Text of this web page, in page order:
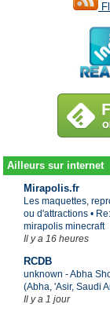
Ailleurs sur internet
Mirapolis.fr
Les maquettes,
ou d'attractions •
mirapolis minecraft
Il y a 16 heures
RCDB
unknown - Abha
(Abha, 'Asir, Saudi
Il y a 1 jour